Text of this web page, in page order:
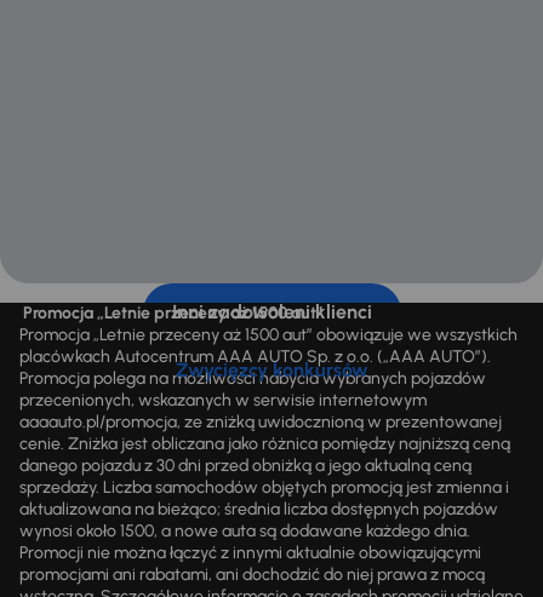
Inni zadowoleni klienci
Zwycięzcy konkursów
Promocja „Letnie przeceny aż 1500 aut”
Promocja „Letnie przeceny aż 1500 aut” obowiązuje we wszystkich
placówkach Autocentrum AAA AUTO Sp. z o.o. („AAA AUTO”).
Promocja polega na możliwości nabycia wybranych pojazdów
przecenionych, wskazanych w serwisie internetowym
aaaauto.pl/promocja, ze zniżką uwidocznioną w prezentowanej
cenie. Zniżka jest obliczana jako różnica pomiędzy najniższą ceną
danego pojazdu z 30 dni przed obniżką a jego aktualną ceną
sprzedaży. Liczba samochodów objętych promocją jest zmienna i
aktualizowana na bieżąco; średnia liczba dostępnych pojazdów
wynosi około 1500, a nowe auta są dodawane każdego dnia.
Promocji nie można łączyć z innymi aktualnie obowiązującymi
promocjami ani rabatami, ani dochodzić do niej prawa z mocą